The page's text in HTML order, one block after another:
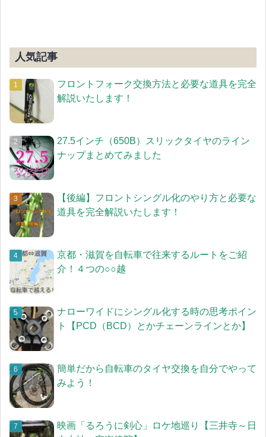
人気記事
フロントフォーク交換方法と必要な道具を完全
解説いたします！
27.5インチ（650B）スリックタイヤのライン
ナップまとめてみました
【後編】フロントシングル化のやり方と必要な
道具を完全解説いたします！
京都・滋賀を自転車で往来するルートをご紹
介！４つの○○越
ナローワイドにシングル化する時の思考ポイン
ト【PCD（BCD）とかチェーンラインとか】
簡単だから自転車のタイヤ交換を自分でやって
みよう！
映画「るろうに剣心」ロケ地巡り【三井寺～日